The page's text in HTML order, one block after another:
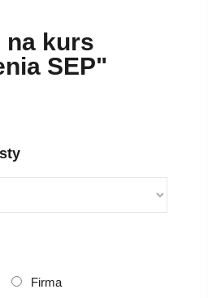
na kurs
SEP"
Firma